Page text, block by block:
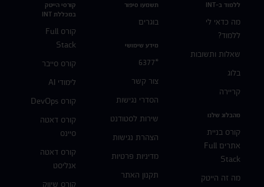
ללמוד ב-INT
מה כדאי לי
ללמוד?
שאלות ותשובות
בלוג
קריירה
מהבלוג שלנו
קורס בניית
אתרים Full
Stack
מה זה הייטק
תשמעו סיפור
בוגרים
מידע שימושי
*6377
צור קשר
הסדרי נגישות
שירות לסטודנט
הצהרת נגישות
מדיניות פרטיות
תקנון האתר
קורסי הייטק
במכללת INT
קורס Full
Stack
קורס סייבר
לימודי AI
קורס DevOps
קורס דאטה
סיינס
קורס דאטה
אנליסט
קורס שיווק